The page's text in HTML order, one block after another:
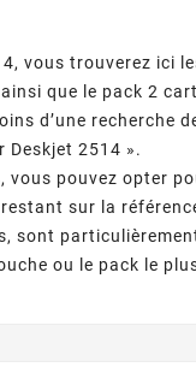
vous trouverez ici
ainsi que le pack 2
d’une recherche
Deskjet 2514 ».
vous pouvez opter
sur la
sont
ou le pack le